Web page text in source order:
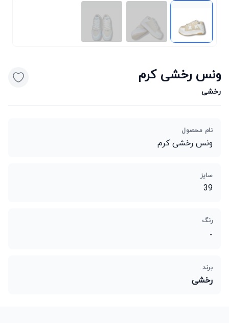
ونس رخشی کرم
رخشی
نام محصول
ونس رخشی کرم
سایز
39
رنگ
-
برند
رخشی